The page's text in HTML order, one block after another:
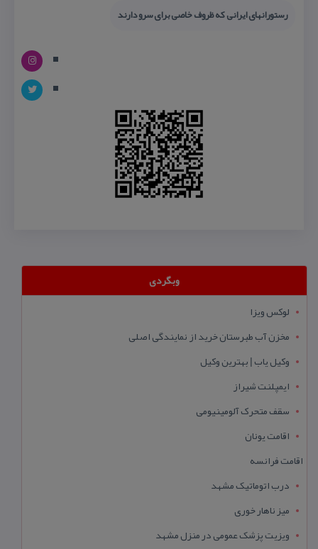
رستورانهای ایرانی كه ظروف خاصی برای سرو دارند
وبگردی
لوکس ویزا
مخزن آب طبرستان خرید از نمایندگی اصلی
وکیل یاب | بهترین وکیل
ایمپلنت شیراز
سقف متحرک آلومینیومی
اقامت یونان
اقامت فرانسه
درب اتوماتیک مشهد
میز ناهار خوری
ویزیت پزشک عمومی در منزل مشهد